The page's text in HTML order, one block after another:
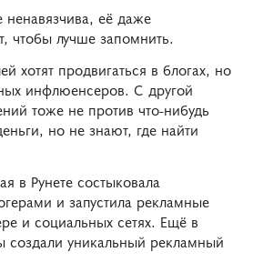
ненавязчива, её даже
чтобы лучше запомнить.
хотят продвигаться в блогах, но
инфлюенсеров. С другой
тоже не против что-нибудь
но не знают, где найти
в Рунете состыковала
и запустила рекламные
и социальных сетях. Ещё в
создали уникальный рекламный